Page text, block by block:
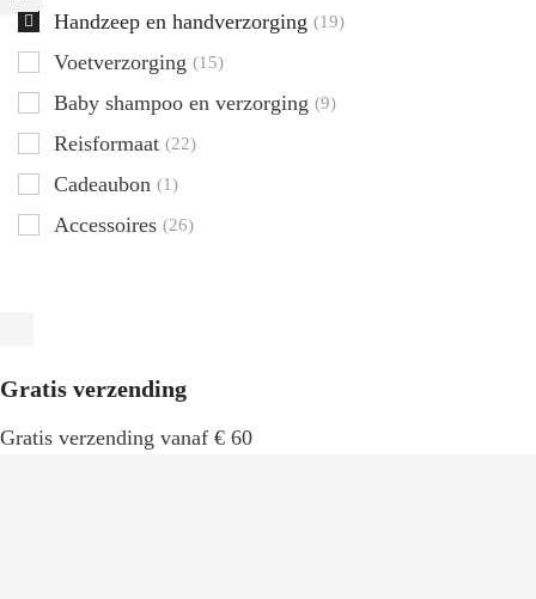
Handzeep en handverzorging (19)
Voetverzorging (15)
Baby shampoo en verzorging (9)
Reisformaat (22)
Cadeaubon (1)
Accessoires (26)
Gratis verzending
Gratis verzending vanaf € 60